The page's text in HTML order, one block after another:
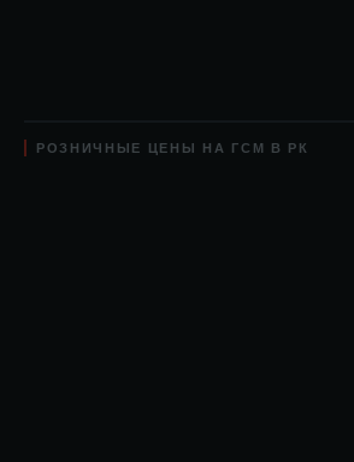
РОЗНИЧНЫЕ ЦЕНЫ НА ГСМ В РК